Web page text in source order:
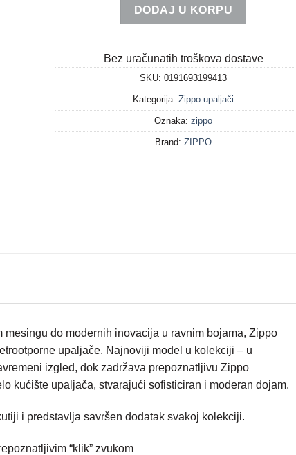
DODAJ U KORPU
Bez uračunatih troškova dostave
SKU:0191693199413
Kategorija:Zippo upaljači
Oznaka:zippo
Brand:ZIPPO
do modernih inovacija u ravnim bojama, Zippo
upaljače. Najnoviji model u kolekciji – u
izgled, dok zadržava prepoznatljivu Zippo
kućište upaljača, stvarajući sofisticiran i moderan dojam.
i predstavlja savršen dodatak svakoj kolekciji.
“klik” zvukom